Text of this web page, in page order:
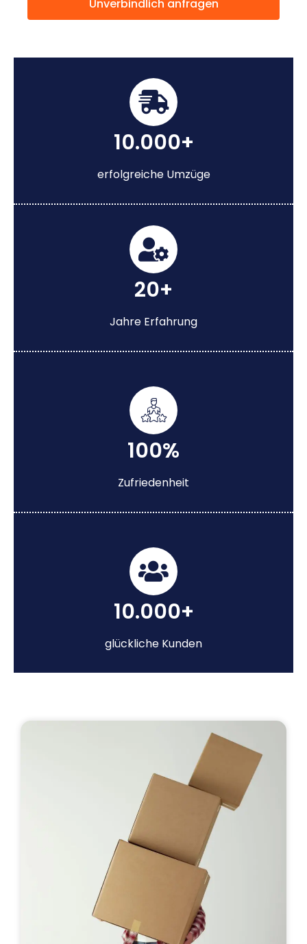
Unverbindlich anfragen
10.000+
erfolgreiche Umzüge
20+
Jahre Erfahrung
100%
Zufriedenheit
10.000+
glückliche Kunden